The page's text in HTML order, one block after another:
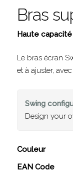
Bras
Haute
Le bras écran
et à ajuster,
Swing
Design your
Couleur
EAN Code